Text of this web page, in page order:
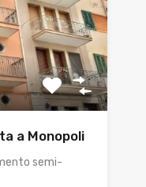
a Monopoli
semi-